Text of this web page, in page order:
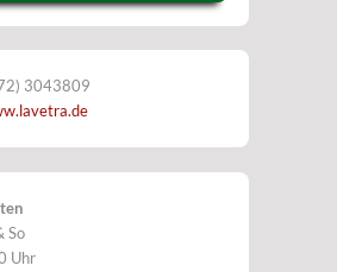
3043809
So
Uhr